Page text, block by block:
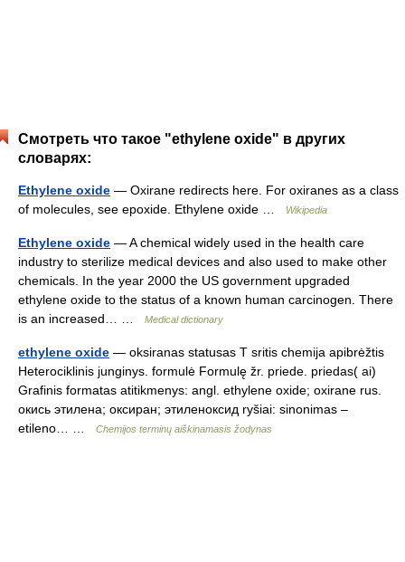
Смотреть что такое "ethylene oxide" в других
словарях:
Ethylene oxide — Oxirane redirects here. For oxiranes as a class
of molecules, see epoxide. Ethylene oxide …
Wikipedia
Ethylene oxide — A chemical widely used in the health care
industry to sterilize medical devices and also used to make other
chemicals. In the year 2000 the US government upgraded
ethylene oxide to the status of a known human carcinogen. There
is an increased… …
Medical dictionary
ethylene oxide — oksiranas statusas T sritis chemija apibrėžtis
Heterociklinis junginys. formulė Formulę žr. priede. priedas( ai)
Grafinis formatas atitikmenys: angl. ethylene oxide; oxirane rus.
окись этилена; оксиран; этиленоксид ryšiai: sinonimas –
etileno… …
Chemijos terminų aiškinamasis žodynas